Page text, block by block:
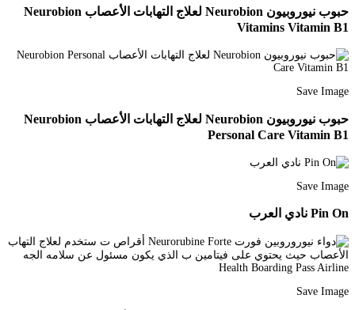
حبوب نيوروبيون Neurobion لعلاج التهابات الأعصاب Neurobion
Vitamins Vitamin B1
Save Image
حبوب نيوروبيون Neurobion لعلاج التهابات الأعصاب Neurobion
Personal Care Vitamin B1
Save Image
Pin On نادي العرب
Save Image